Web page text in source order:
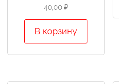
40,00 ₽
В корзину